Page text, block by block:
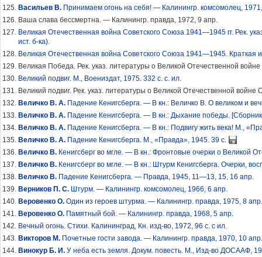
Васильев В. Принимаем огонь на себя! — Калинингр. комсомолец,
Ваша слава бессмертна. — Калинингр. правда, 1972, 9 апр.
Великая Отечественная война Советского Союза 1941—1945 гг. Рек.
ист. б-ка).
Великая Отечественная война Советского Союза 1941—1945. Краткая
Великая Победа. Рек. указ. литературы о Великой Отечественной
Великий подвиг. М., Воениздат, 1975. 332 с. с. ил.
Великий подвиг. Рек. указ. литературы о Великой Отечественной
Величко В. А. Падение Кенигсберга. — В кн.: Величко В. О великом и
Величко В. А. Падение Кенигсберга. — В кн.: Дыхание победы.
Величко В. А. Падение Кенигсберга. — В кн.: Подвигу жить века! М.,
Величко В. А. Падение Кенигсберга. М., «Правда», 1945. 39 с.
Величко В. Кенигсберг во мгле. — В кн.: Фронтовые очерки о Великой
Величко В. Кенигсберг во мгле. — В кн.: Штурм Кенигсберга. Очерки,
Величко В. Падение Кенигсберга. — Правда, 1945, 11—13, 15, 16 апр.
Верников П. С. Штурм. — Калинингр. комсомолец, 1966, 6 апр.
Веровенко О. Один из героев штурма. — Калинингр. правда, 1975, 8
Веровенко О. Памятный бой. — Калинингр. правда, 1968, 5 апр.
Вечный огонь. Стихи. Калининград, Кн. изд-во, 1972, 96 с. с ил.
Викторов М. Почетные гости завода. — Калинингр. правда, 1970, 10 апр.
Винокур Б. И. У неба есть земля. Докум. повесть. М., Изд-во ДОСААФ,